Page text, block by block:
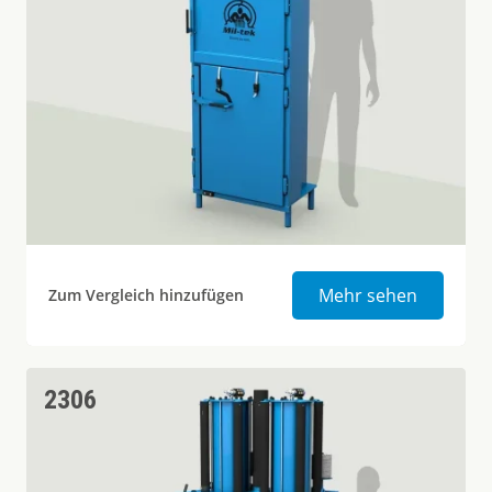
Zum Vergleich hinzufügen Mehr sehen
2306